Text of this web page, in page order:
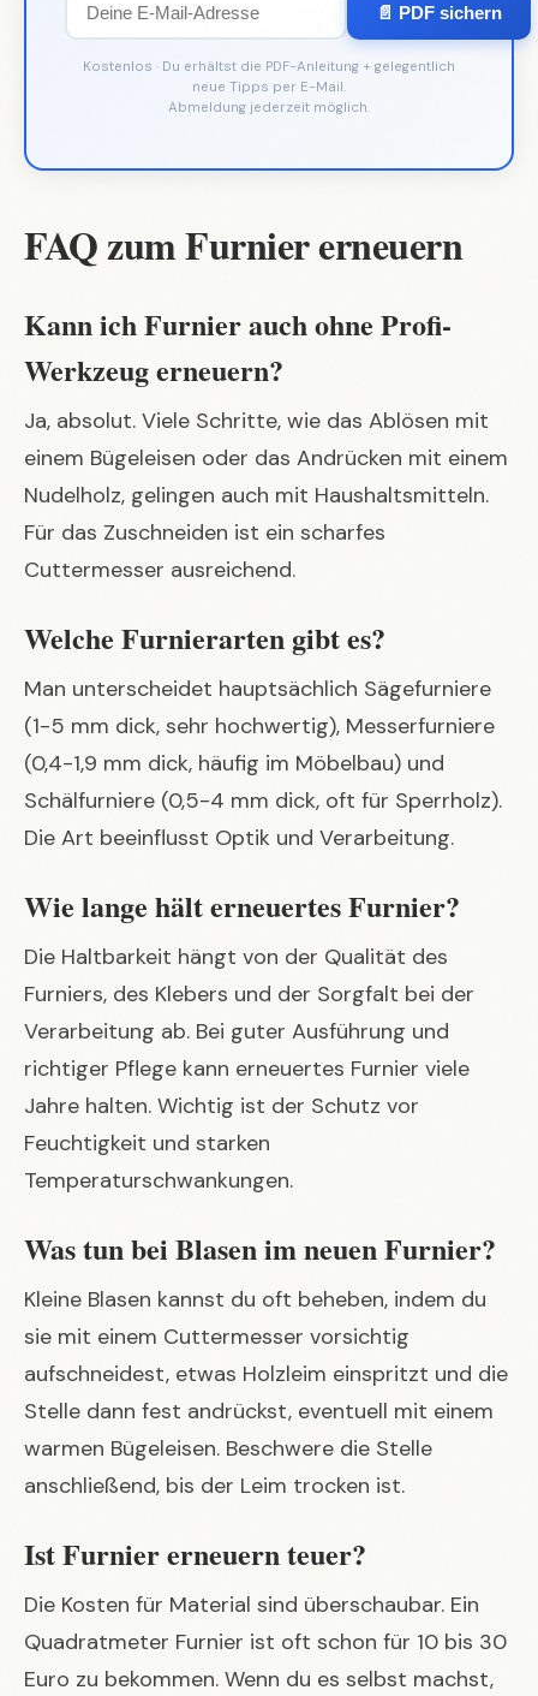
📄 PDF sichern
Kostenlos · Du erhältst die PDF-Anleitung + gelegentlich
neue Tipps per E-Mail.
Abmeldung jederzeit möglich.
FAQ zum Furnier erneuern
Kann ich Furnier auch ohne Profi-
Werkzeug erneuern?
Ja, absolut. Viele Schritte, wie das Ablösen mit
einem Bügeleisen oder das Andrücken mit einem
Nudelholz, gelingen auch mit Haushaltsmitteln.
Für das Zuschneiden ist ein scharfes
Cuttermesser ausreichend.
Welche Furnierarten gibt es?
Man unterscheidet hauptsächlich Sägefurniere
(1-5 mm dick, sehr hochwertig), Messerfurniere
(0,4-1,9 mm dick, häufig im Möbelbau) und
Schälfurniere (0,5-4 mm dick, oft für Sperrholz).
Die Art beeinflusst Optik und Verarbeitung.
Wie lange hält erneuertes Furnier?
Die Haltbarkeit hängt von der Qualität des
Furniers, des Klebers und der Sorgfalt bei der
Verarbeitung ab. Bei guter Ausführung und
richtiger Pflege kann erneuertes Furnier viele
Jahre halten. Wichtig ist der Schutz vor
Feuchtigkeit und starken
Temperaturschwankungen.
Was tun bei Blasen im neuen Furnier?
Kleine Blasen kannst du oft beheben, indem du
sie mit einem Cuttermesser vorsichtig
aufschneidest, etwas Holzleim einspritzt und die
Stelle dann fest andrückst, eventuell mit einem
warmen Bügeleisen. Beschwere die Stelle
anschließend, bis der Leim trocken ist.
Ist Furnier erneuern teuer?
Die Kosten für Material sind überschaubar. Ein
Quadratmeter Furnier ist oft schon für 10 bis 30
Euro zu bekommen. Wenn du es selbst machst,